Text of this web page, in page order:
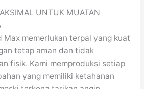
UNTUK MUATAN
Max memerlukan terpal yang kuat
tetap aman dan tidak
fisik. Kami memproduksi setiap
yang memiliki ketahanan